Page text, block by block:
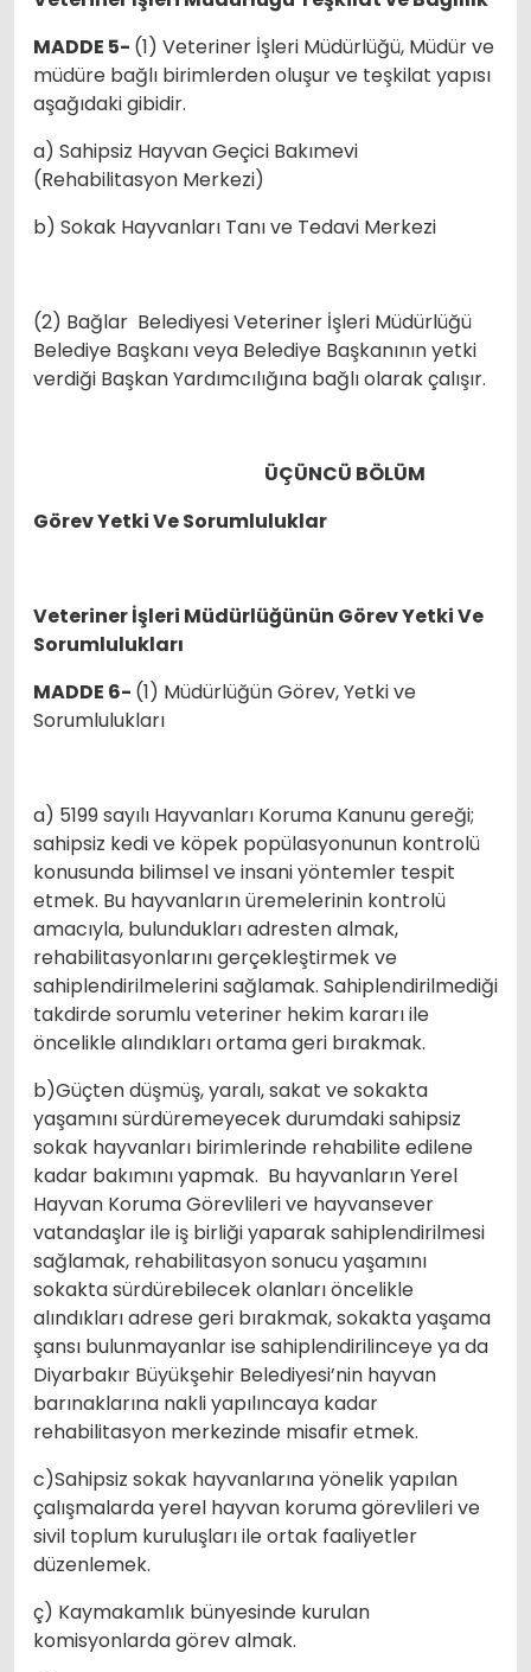
MADDE 5- (1) Veteriner İşleri Müdürlüğü, Müdür ve
müdüre bağlı birimlerden oluşur ve teşkilat yapısı
aşağıdaki gibidir.
a) Sahipsiz Hayvan Geçici Bakımevi
(Rehabilitasyon Merkezi)
b) Sokak Hayvanları Tanı ve Tedavi Merkezi
(2) Bağlar Belediyesi Veteriner İşleri Müdürlüğü
Belediye Başkanı veya Belediye Başkanının yetki
verdiği Başkan Yardımcılığına bağlı olarak çalışır.
ÜÇÜNCÜ BÖLÜM
Görev Yetki Ve Sorumluluklar
Veteriner İşleri Müdürlüğünün Görev Yetki Ve
Sorumlulukları
MADDE 6- (1) Müdürlüğün Görev, Yetki ve
Sorumlulukları
a) 5199 sayılı Hayvanları Koruma Kanunu gereği;
sahipsiz kedi ve köpek popülasyonunun kontrolü
konusunda bilimsel ve insani yöntemler tespit
etmek. Bu hayvanların üremelerinin kontrolü
amacıyla, bulundukları adresten almak,
rehabilitasyonlarını gerçekleştirmek ve
sahiplendirilmelerini sağlamak. Sahiplendirilmediği
takdirde sorumlu veteriner hekim kararı ile
öncelikle alındıkları ortama geri bırakmak.
b)Güçten düşmüş, yaralı, sakat ve sokakta
yaşamını sürdüremeyecek durumdaki sahipsiz
sokak hayvanları birimlerinde rehabilite edilene
kadar bakımını yapmak. Bu hayvanların Yerel
Hayvan Koruma Görevlileri ve hayvansever
vatandaşlar ile iş birliği yaparak sahiplendirilmesi
sağlamak, rehabilitasyon sonucu yaşamını
sokakta sürdürebilecek olanları öncelikle
alındıkları adrese geri bırakmak, sokakta yaşama
şansı bulunmayanlar ise sahiplendirilinceye ya da
Diyarbakır Büyükşehir Belediyesi’nin hayvan
barınaklarına nakli yapılıncaya kadar
rehabilitasyon merkezinde misafir etmek.
c)Sahipsiz sokak hayvanlarına yönelik yapılan
çalışmalarda yerel hayvan koruma görevlileri ve
sivil toplum kuruluşları ile ortak faaliyetler
düzenlemek.
ç) Kaymakamlık bünyesinde kurulan
komisyonlarda görev almak.